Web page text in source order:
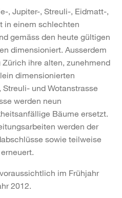
, Jupiter-, Streuli-, Eidmatt-,
in einem schlechten
gemäss den heute gültigen
dimensioniert. Ausserdem
ihre alten, zunehmend
dimensionierten
und Wotanstrasse
werden neun
Bäume ersetzt.
werden der
sowie teilweise
im Frühjahr
2012.